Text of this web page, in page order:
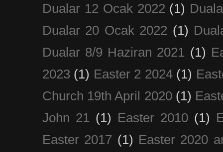
Dualar 12 Ocak 2022 (1)
Dualar 20 Ocak 2022 (1)
Dualar 8/9 Haziran 2021 (1)
2023 (1) Easter 2 2024 (1)
Church 19th April 2020 (1)
John 21 (1) Easter 2010 (1)
Easter 2017 (1) Easter 2020